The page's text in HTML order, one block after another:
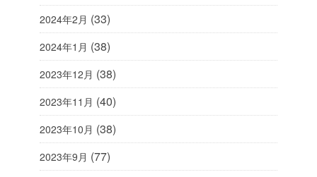
2024年2月 (33)
2024年1月 (38)
2023年12月 (38)
2023年11月 (40)
2023年10月 (38)
2023年9月 (77)